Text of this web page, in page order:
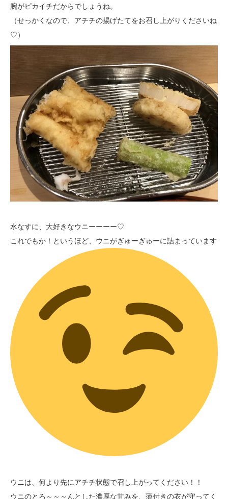
腕がピカイチだからでしょうね。
（せっかくなので、アチチの揚げたてをお召し上がりくださいね
♡）
水なすに、大好きなウニーーーー♡
これでもか！というほど、ウニがぎゅーぎゅーに詰まっています
ウニは、何より先にアチチ状態で召し上がってください！！
ウニのとろ～～～んとした濃厚な甘みを、薄付きの衣が守ってく